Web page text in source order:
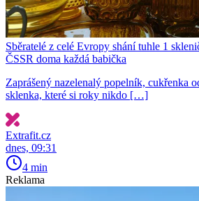
Sběratelé z celé Evropy shání tuhle 1
ČSSR doma každá babička
Zaprášený nazelenalý popelník, cukřenka
sklenka, které si roky nikdo […]
Extrafit.cz
dnes, 09:31
4 min
Reklama